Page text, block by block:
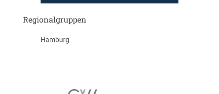
Regionalgruppen
Hamburg